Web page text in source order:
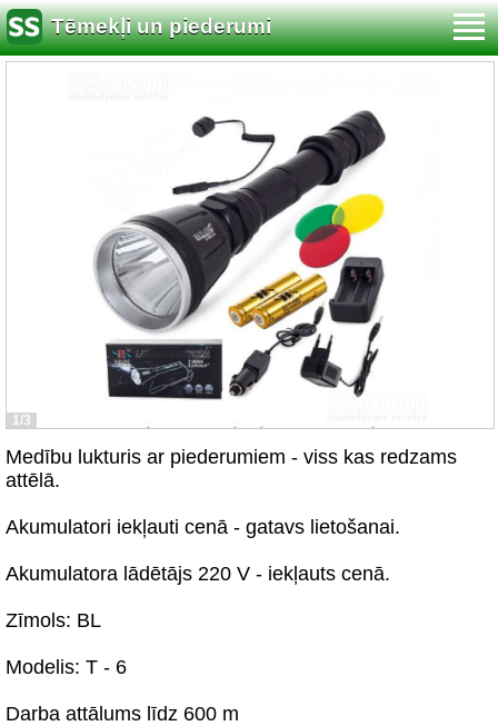
Tēmekļi un piederumi
1/3
Medību lukturis ar piederumiem - viss kas redzams
attēlā.
Akumulatori iekļauti cenā - gatavs lietošanai.
Akumulatora lādētājs 220 V - iekļauts cenā.
Zīmols: BL
Modelis: T - 6
Darba attālums līdz 600 m